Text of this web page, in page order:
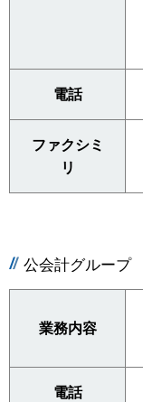
電話
ファクシミ
リ
公会計グループ
業務内容
電話